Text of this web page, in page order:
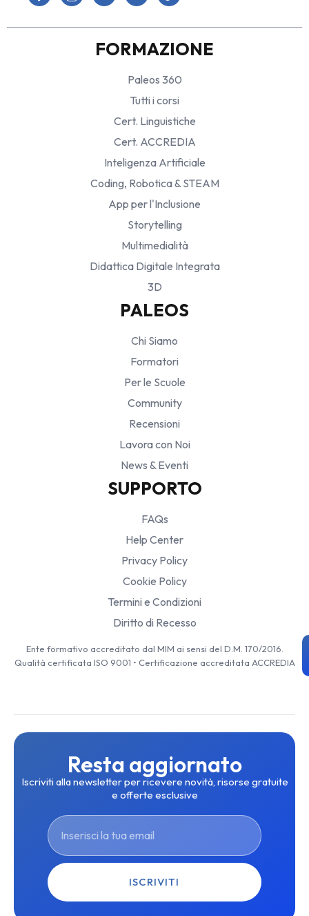
FORMAZIONE
Paleos 360
Tutti i corsi
Cert. Linguistiche
Cert. ACCREDIA
Inteligenza Artificiale
Coding, Robotica & STEAM
App per l'Inclusione
Storytelling
Multimedialità
Didattica Digitale Integrata
3D
PALEOS
Chi Siamo
Formatori
Per le Scuole
Community
Recensioni
Lavora con Noi
News & Eventi
SUPPORTO
FAQs
Help Center
Privacy Policy
Cookie Policy
Termini e Condizioni
Diritto di Recesso
Ente formativo accreditato dal MIM ai sensi del D.M. 170/2016.
Qualità certificata ISO 9001 • Certificazione accreditata ACCREDIA
Resta aggiornato
Iscriviti alla newsletter per ricevere novità, risorse gratuite
e offerte esclusive
ISCRIVITI